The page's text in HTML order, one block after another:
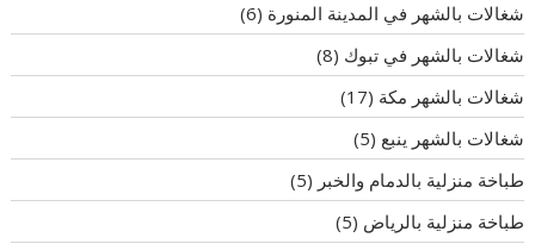
شغالات بالشهر في المدينة المنورة (6)
شغالات بالشهر في تبوك (8)
شغالات بالشهر مكة (17)
شغالات بالشهر ينبع (5)
طباخة منزلية بالدمام والخبر (5)
طباخة منزلية بالرياض (5)